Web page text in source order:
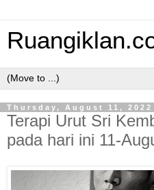
Thursday, August 11, 2022
Terapi Urut Sri
pada hari ini 11-